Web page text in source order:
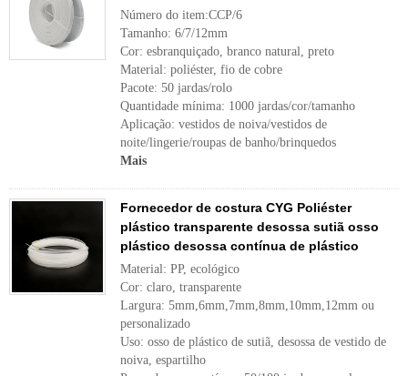
Número do item:CCP/6
Tamanho: 6/7/12mm
Cor: esbranquiçado, branco natural, preto
Material: poliéster, fio de cobre
Pacote: 50 jardas/rolo
Quantidade mínima: 1000 jardas/cor/tamanho
Aplicação: vestidos de noiva/vestidos de
noite/lingerie/roupas de banho/brinquedos
Mais
Fornecedor de costura CYG Poliéster
plástico transparente desossa sutiã osso
plástico desossa contínua de plástico
Material: PP, ecológico
Cor: claro, transparente
Largura: 5mm,6mm,7mm,8mm,10mm,12mm ou
personalizado
Uso: osso de plástico de sutiã, desossa de vestido de
noiva, espartilho